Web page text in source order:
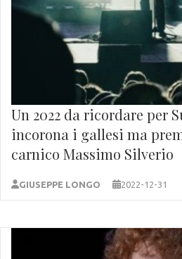
Un 2022 da ricordare per
incorona i gallesi ma
carnico Massimo Silverio
GIUSEPPE LONGO 2022-12-31